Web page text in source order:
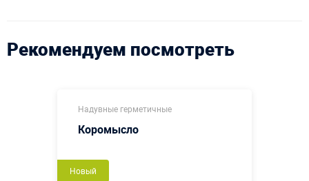
Рекомендуем посмотреть
Надувные герметичные
Коромысло
Новый